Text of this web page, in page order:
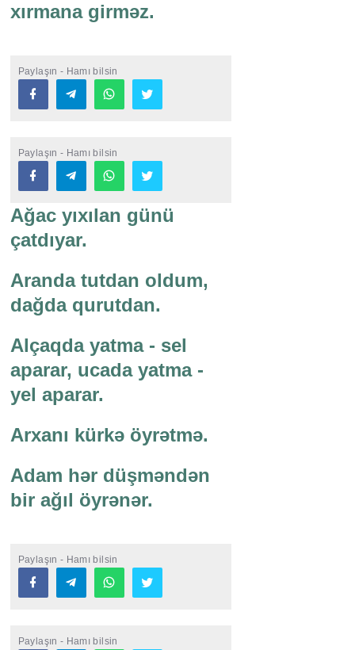
xırmana girməz.
Paylaşın - Hamı bilsin
Paylaşın - Hamı bilsin
Ağac yıxılan günü
çatdıyar.
Aranda tutdan oldum,
dağda qurutdan.
Alçaqda yatma - sel
aparar, ucada yatma -
yel aparar.
Arxanı kürkə öyrətmə.
Adam hər düşməndən
bir ağıl öyrənər.
Paylaşın - Hamı bilsin
Paylaşın - Hamı bilsin